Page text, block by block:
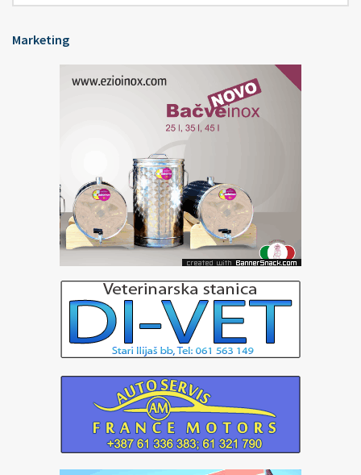
Marketing